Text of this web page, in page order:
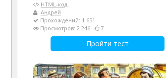
HTML-код
Андрей
Прохождений: 1 651
Просмотров: 2 246
7
Пройти тест